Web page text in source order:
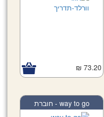
73.20 ₪
way to go - חוברת